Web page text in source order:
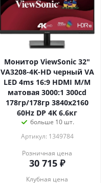
Монитор ViewSonic 32"
VA3208-4K-HD черный VA
LED 4ms 16:9 HDMI M/M
матовая 3000:1 300cd
178гр/178гр 3840x2160
60Hz DP 4K 6.6кг
больше 10 шт.
Артикул: 1349784
Розничная цена
30 715 ₽
Клубная цена